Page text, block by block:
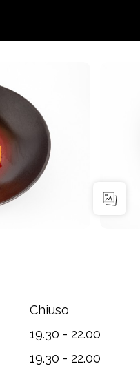
Chiuso
19.30 - 22.00
19.30 - 22.00